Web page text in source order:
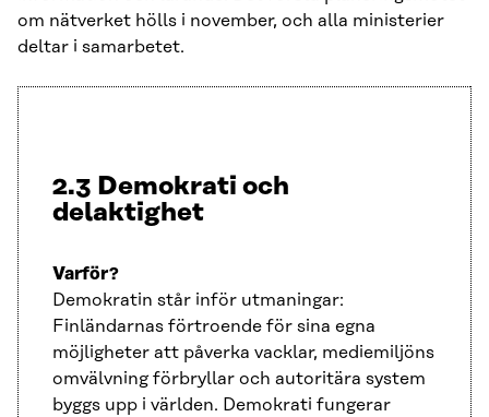
om nätverket hölls i november, och alla ministerier
deltar i samarbetet.
2.3 Demokrati och
delaktighet
Varför?
Demokratin står inför utmaningar:
Finländarnas förtroende för sina egna
möjligheter att påverka vacklar, mediemiljöns
omvälvning förbryllar och autoritära system
byggs upp i världen. Demokrati fungerar